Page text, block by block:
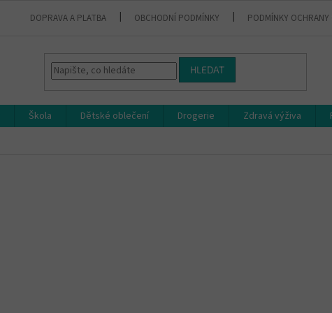
DOPRAVA A PLATBA OBCHODNÍ PODMÍNKY PODMÍNKY OCHRANY
HLEDAT
Škola Dětské oblečení Drogerie Zdravá výživa